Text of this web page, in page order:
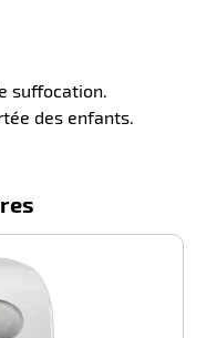
suffocation.
des enfants.